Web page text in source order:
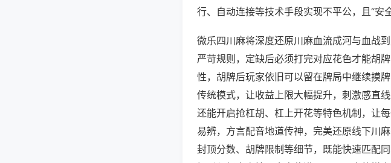
行、自动连接等技术手段实现不平公，且“安全
微乐四川麻将深度还原川麻血流成河与血战
严苛规则，定缺后必须打完对应花色才能胡
性，胡牌后玩家依旧可以留在牌局中继续摸
传统模式，让收益上限大幅提升，刺激感直
还能开启抢杠胡、杠上开花等特色机制，让
易辨，方言配音地道传神，完美还原线下川
封顶分数、胡牌限制等细节，既能快速匹配